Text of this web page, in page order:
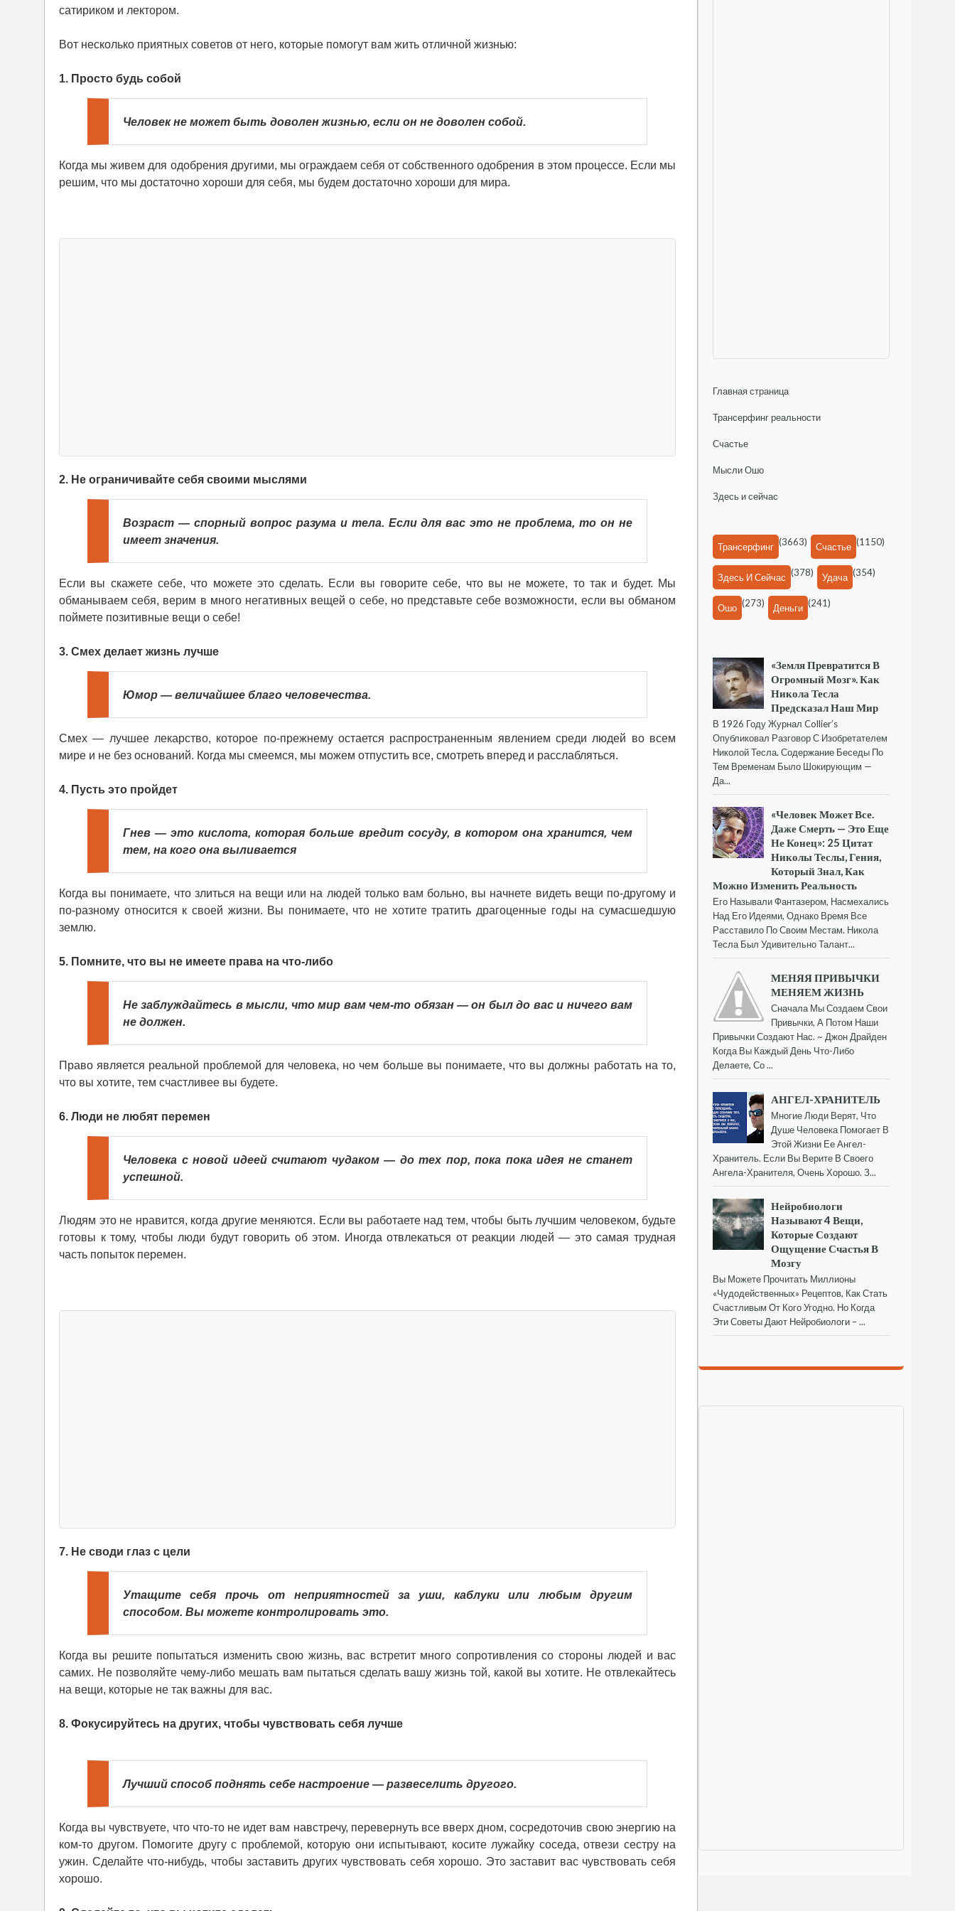
сатириком и лектором.
Вот несколько приятных советов от него, которые помогут вам жить отличной жизнью:
1. Просто будь собой
Человек не может быть доволен жизнью, если он не доволен собой.
Когда мы живем для одобрения другими, мы ограждаем себя от собственного одобрения в этом процессе. Если мы
решим, что мы достаточно хороши для себя, мы будем достаточно хороши для мира.
2. Не ограничивайте себя своими мыслями
Возраст — спорный вопрос разума и тела. Если для вас это не проблема, то он не
имеет значения.
Если вы скажете себе, что можете это сделать. Если вы говорите себе, что вы не можете, то так и будет. Мы
обманываем себя, верим в много негативных вещей о себе, но представьте себе возможности, если вы обманом
поймете позитивные вещи о себе!
3. Смех делает жизнь лучше
Юмор — величайшее благо человечества.
Смех — лучшее лекарство, которое по-прежнему остается распространенным явлением среди людей во всем
мире и не без оснований. Когда мы смеемся, мы можем отпустить все, смотреть вперед и расслабляться.
4. Пусть это пройдет
Гнев — это кислота, которая больше вредит сосуду, в котором она хранится, чем
тем, на кого она выливается
Когда вы понимаете, что злиться на вещи или на людей только вам больно, вы начнете видеть вещи по-другому и
по-разному относится к своей жизни. Вы понимаете, что не хотите тратить драгоценные годы на сумасшедшую
землю.
5. Помните, что вы не имеете права на что-либо
Не заблуждайтесь в мысли, что мир вам чем-то обязан — он был до вас и ничего вам
не должен.
Право является реальной проблемой для человека, но чем больше вы понимаете, что вы должны работать на то,
что вы хотите, тем счастливее вы будете.
6. Люди не любят перемен
Человека с новой идеей считают чудаком — до тех пор, пока пока идея не станет
успешной.
Людям это не нравится, когда другие меняются. Если вы работаете над тем, чтобы быть лучшим человеком, будьте
готовы к тому, чтобы люди будут говорить об этом. Иногда отвлекаться от реакции людей — это самая трудная
часть попыток перемен.
7. Не своди глаз с цели
Утащите себя прочь от неприятностей за уши, каблуки или любым другим
способом. Вы можете контролировать это.
Когда вы решите попытаться изменить свою жизнь, вас встретит много сопротивления со стороны людей и вас
самих. Не позволяйте чему-либо мешать вам пытаться сделать вашу жизнь той, какой вы хотите. Не отвлекайтесь
на вещи, которые не так важны для вас.
8. Фокусируйтесь на других, чтобы чувствовать себя лучше
Лучший способ поднять себе настроение — развеселить другого.
Когда вы чувствуете, что что-то не идет вам навстречу, перевернуть все вверх дном, сосредоточив свою энергию на
ком-то другом. Помогите другу с проблемой, которую они испытывают, косите лужайку соседа, отвези сестру на
ужин. Сделайте что-нибудь, чтобы заставить других чувствовать себя хорошо. Это заставит вас чувствовать себя
хорошо.
Главная страница
Трансерфинг реальности
Счастье
Мысли Ошо
Здесь и сейчас
Трансерфинг (3663) Счастье (1150)
Здесь И Сейчас (378) Удача (354)
Ошо (273) Деньги (241)
«Земля Превратится В
Огромный Мозг». Как
Никола Тесла
Предсказал Наш Мир
В 1926 Году Журнал Collier’s
Опубликовал Разговор С Изобретателем
Николой Тесла. Содержание Беседы По
Тем Временам Было Шокирующим —
Да...
«Человек Может Все.
Даже Смерть — Это Еще
Не Конец»: 25 Цитат
Николы Теслы, Гения,
Который Знал, Как
Можно Изменить Реальность
Его Называли Фантазером, Насмехались
Над Его Идеями, Однако Время Все
Расставило По Своим Местам. Никола
Тесла Был Удивительно Талант...
МЕНЯЯ ПРИВЫЧКИ
МЕНЯЕМ ЖИЗНЬ
Сначала Мы Создаем Свои
Привычки, А Потом Наши
Привычки Создают Нас. ~ Джон Драйден
Когда Вы Каждый День Что-Либо
Делаете, Со ...
АНГЕЛ-ХРАНИТЕЛЬ
Многие Люди Верят, Что
Душе Человека Помогает В
Этой Жизни Ее Ангел-
Хранитель. Если Вы Верите В Своего
Ангела-Хранителя, Очень Хорошо. З...
Нейробиологи
Называют 4 Вещи,
Которые Создают
Ощущение Счастья В
Мозгу
Вы Можете Прочитать Миллионы
«чудодейственных» Рецептов, Как Стать
Счастливым От Кого Угодно. Но Когда
Эти Советы Дают Нейробиологи – ...